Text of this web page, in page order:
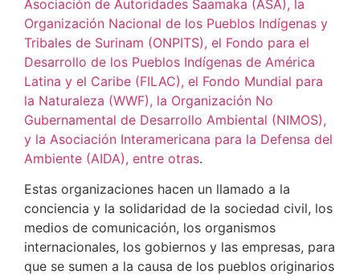
Asociación de Autoridades Saamaka (ASA), la
Organización Nacional de los Pueblos Indígenas y
Tribales de Surinam (ONPITS), el Fondo para el
Desarrollo de los Pueblos Indígenas de América
Latina y el Caribe (FILAC), el Fondo Mundial para
la Naturaleza (WWF), la Organización No
Gubernamental de Desarrollo Ambiental (NIMOS),
y la Asociación Interamericana para la Defensa del
Ambiente (AIDA), entre otras.
Estas organizaciones hacen un llamado a la
conciencia y la solidaridad de la sociedad civil, los
medios de comunicación, los organismos
internacionales, los gobiernos y las empresas, para
que se sumen a la causa de los pueblos originarios